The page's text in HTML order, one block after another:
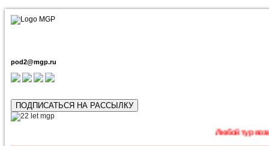
pod2@mgp.ru
ПОДПИСАТЬСЯ НА РАССЫЛКУ
Любой тур возможно